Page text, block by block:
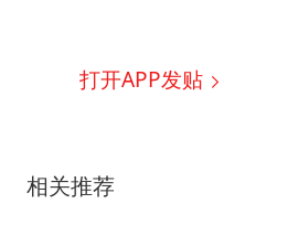
打开APP发贴
相关推荐